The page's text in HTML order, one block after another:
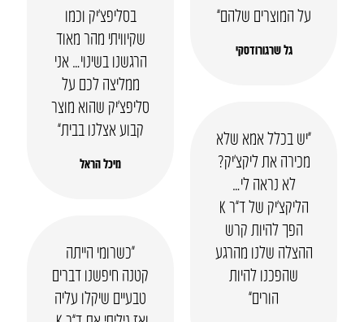
על המוצרים שלהם”
גל שרגורודסקי
בסליפצ’יק וכמו
שקיוויתי מהר מאוד
הרגשנו בשינוי… אני
ממליצה לכם על
סליפצ’יק שהוא מוצר
קבוע אצלנו בבית”
מיכל הראל
“יש בכלל אמא שלא
מכירה את ליקצ’יק?
לא נראה לי…
הליקצ’יק של ד”ר K
הפך להיות קרש
ההצלה שלנו מהרגע
שהפכנו להיות
הורים”
“כשרומי הייתה
קטנה חיפשנו דברים
טבעיים שיקלו עליה